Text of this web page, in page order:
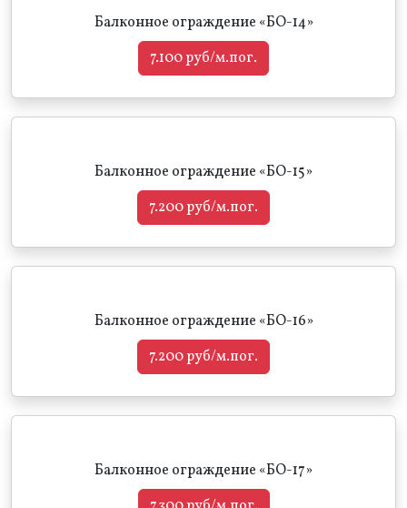
Балконное ограждение «БО-14»
7.100 руб/м.пог.
Балконное ограждение «БО-15»
7.200 руб/м.пог.
Балконное ограждение «БО-16»
7.200 руб/м.пог.
Балконное ограждение «БО-17»